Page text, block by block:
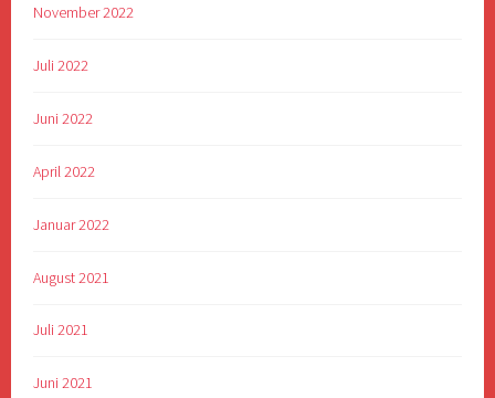
November 2022
Juli 2022
Juni 2022
April 2022
Januar 2022
August 2021
Juli 2021
Juni 2021